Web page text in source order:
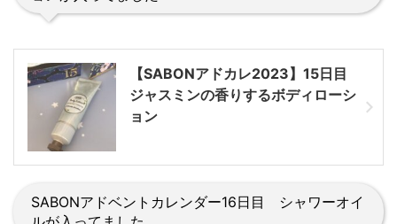
【SABONアドカレ2023】15日目
ジャスミンの香りするボディローシ
ョン
SABONアドベントカレンダー16日目 シャワーオイ